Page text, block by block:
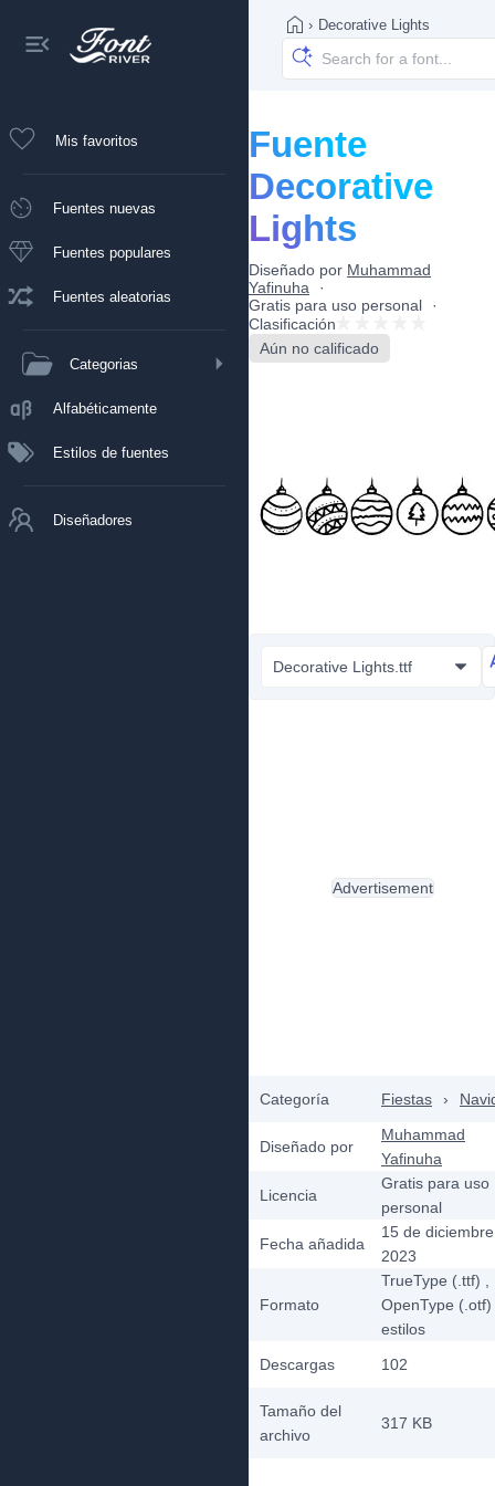
Mis favoritos
Fuentes nuevas
Fuentes populares
Fuentes aleatorias
Categorias
Alfabéticamente
Estilos de fuentes
Diseñadores
› Decorative Lights
Fuente
Decorative
Lights
Diseñado por Muhammad
Yafinuha
Gratis para uso personal
Clasificación
Aún no calificado
Decorative Lights.ttf
Categoría Fiestas ›
Diseñado por
Muhammad
Yafinuha
Licencia
Gratis para uso
personal
Fecha añadida
15 de
2023
Formato
TrueType (.ttf)
OpenType (.otf)
estilos
Descargas
102
Tamaño del
archivo
317 KB
Advertisement